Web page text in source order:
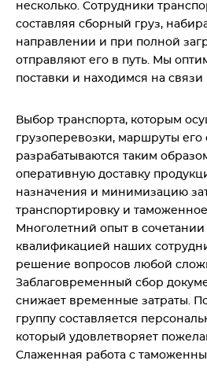
несколько. Сотрудники
составляя сборный груз,
направлении и при полной
отправляют его в путь. Мы
поставки и находимся на
Выбор транспорта, которым
грузоперевозки, маршруты его
разрабатываются таким
оперативную доставку
назначения и минимизацию
транспортировку и
Многолетний опыт в сочетании
квалификацией наших
решение вопросов любой
Заблаговременный сбор
снижает временные затраты.
группу составляется
который удовлетворяет
Слаженная работа с